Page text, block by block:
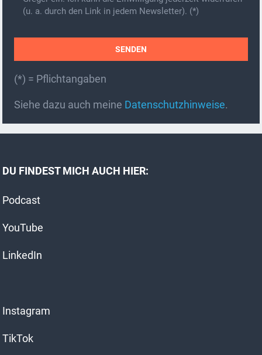
(u. a. durch den Link in jedem Newsletter). (*)
(*) = Pflichtangaben
A
t
n
a
t
e
Siehe dazu auch meine Datenschutzhinweise.
DU FINDEST MICH AUCH HIER:
Podcast
YouTube
LinkedIn
Instagram
TikTok